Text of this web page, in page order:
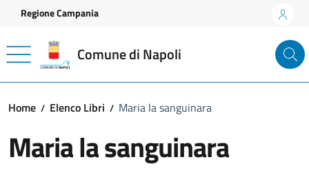
Vai ai contenuti
Vai al footer
Regione Campania
Comune di Napoli
Home Elenco Libri Maria la sanguinara
Maria la sanguinara